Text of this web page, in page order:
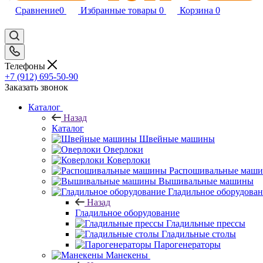
Сравнение0 Избранные товары 0 Корзина 0
Телефоны
+7 (912) 695-50-90
Заказать звонок
Каталог
Назад
Каталог
Швейные машины
Оверлоки
Коверлоки
Распошивальные
Вышивальные машины
Гладильное
Назад
Гладильное оборудование
Гладильные прессы
Гладильные столы
Парогенераторы
Манекены